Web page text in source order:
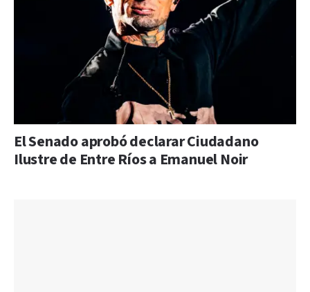
El Senado aprobó declarar Ciudadano
Ilustre de Entre Ríos a Emanuel Noir